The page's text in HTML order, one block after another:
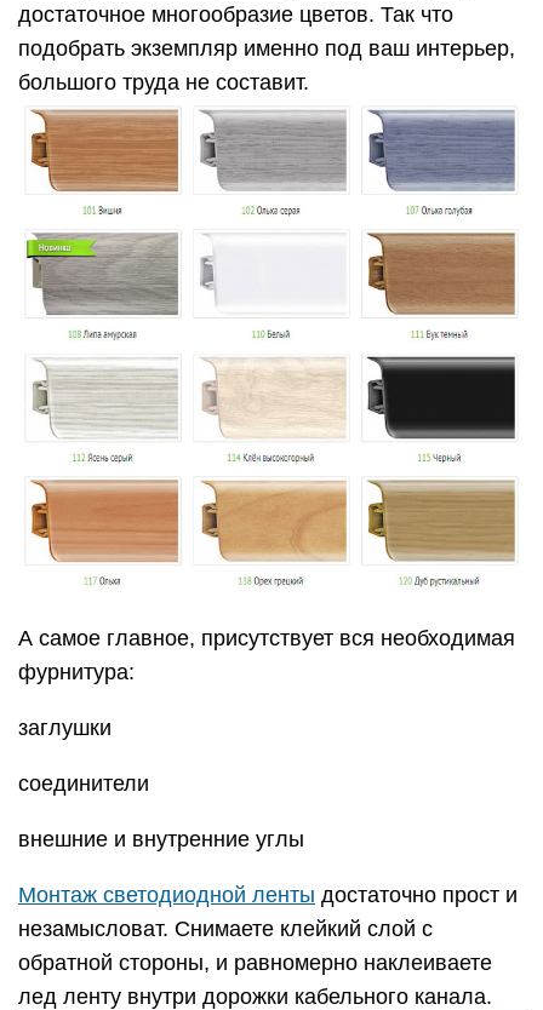
достаточное многообразие цветов. Так что
подобрать экземпляр именно под ваш интерьер,
большого труда не составит.
А самое главное, присутствует вся необходимая
фурнитура:
заглушки
соединители
внешние и внутренние углы
Монтаж светодиодной ленты достаточно прост и
незамысловат. Снимаете клейкий слой с
обратной стороны, и равномерно наклеиваете
лед ленту внутри дорожки кабельного канала.